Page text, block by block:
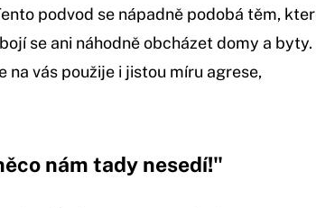
podvod se nápadně podobá těm,
se ani náhodně obcházet domy a byty.
na vás použije i jistou míru agrese,
nám tady nesedí!"